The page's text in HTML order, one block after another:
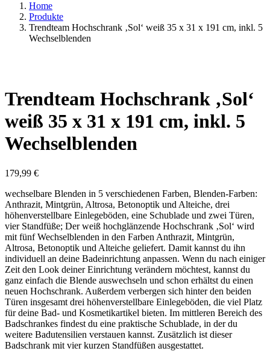
Home
Produkte
Trendteam Hochschrank ‚Sol‘ weiß 35 x 31 x 191 cm, inkl. 5
Wechselblenden
Trendteam Hochschrank ‚Sol‘
weiß 35 x 31 x 191 cm, inkl. 5
Wechselblenden
179,99 €
wechselbare Blenden in 5 verschiedenen Farben, Blenden-Farben:
Anthrazit, Mintgrün, Altrosa, Betonoptik und Alteiche, drei
höhenverstellbare Einlegeböden, eine Schublade und zwei Türen,
vier Standfüße; Der weiß hochglänzende Hochschrank ‚Sol‘ wird
mit fünf Wechselblenden in den Farben Anthrazit, Mintgrün,
Altrosa, Betonoptik und Alteiche geliefert. Damit kannst du ihn
individuell an deine Badeinrichtung anpassen. Wenn du nach einiger
Zeit den Look deiner Einrichtung verändern möchtest, kannst du
ganz einfach die Blende auswechseln und schon erhältst du einen
neuen Hochschrank. Außerdem verbergen sich hinter den beiden
Türen insgesamt drei höhenverstellbare Einlegeböden, die viel Platz
für deine Bad- und Kosmetikartikel bieten. Im mittleren Bereich des
Badschrankes findest du eine praktische Schublade, in der du
weitere Badutensilien verstauen kannst. Zusätzlich ist dieser
Badschrank mit vier kurzen Standfüßen ausgestattet.